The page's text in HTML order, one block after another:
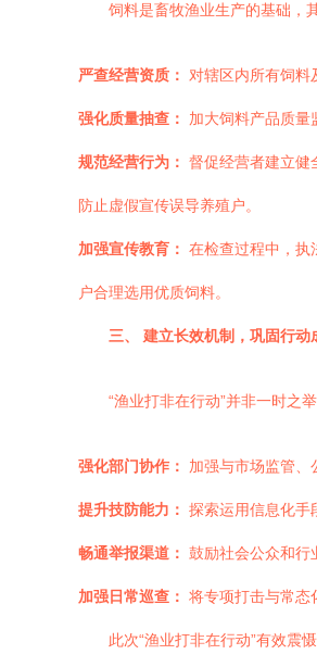
饲料是畜牧渔业生产的基础，
严查经营资质： 对辖区内所有饲料
强化质量抽查： 加大饲料产品质量
规范经营行为： 督促经营者建立健
防止虚假宣传误导养殖户。
加强宣传教育： 在检查过程中，执
户合理选用优质饲料。
三、 建立长效机制，巩固行动
“渔业打非在行动”并非一时之
强化部门协作： 加强与市场监管、
提升技防能力： 探索运用信息化手
畅通举报渠道： 鼓励社会公众和行
加强日常巡查： 将专项打击与常态
此次“渔业打非在行动”有效震